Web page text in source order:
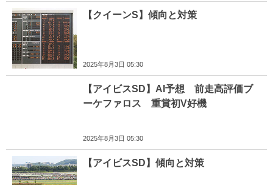
【クイーンS】傾向と対策
2025年8月3日 05:30
【アイビスSD】AI予想 前走高評価ブ
ーケファロス 重賞初V好機
2025年8月3日 05:30
【アイビスSD】傾向と対策